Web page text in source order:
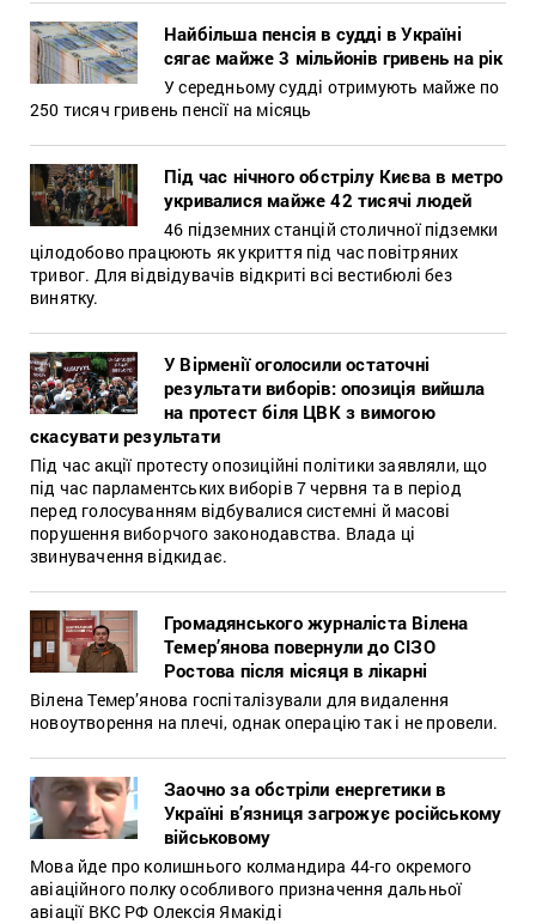
Найбільша пенсія в судді в Україні
сягає майже 3 мільйонів гривень на рік
У середньому судді отримують майже по
250 тисяч гривень пенсії на місяць
Під час нічного обстрілу Києва в метро
укривалися майже 42 тисячі людей
46 підземних станцій столичної підземки
цілодобово працюють як укриття під час повітряних
тривог. Для відвідувачів відкриті всі вестибюлі без
винятку.
У Вірменії оголосили остаточні
результати виборів: опозиція вийшла
на протест біля ЦВК з вимогою
скасувати результати
Під час акції протесту опозиційні політики заявляли, що
під час парламентських виборів 7 червня та в період
перед голосуванням відбувалися системні й масові
порушення виборчого законодавства. Влада ці
звинувачення відкидає.
Громадянського журналіста Вілена
Темер’янова повернули до СІЗО
Ростова після місяця в лікарні
Вілена Темер’янова госпіталізували для видалення
новоутворення на плечі, однак операцію так і не провели.
Заочно за обстріли енергетики в
Україні в’язниця загрожує російському
військовому
Мова йде про колишнього колмандира 44-го окремого
авіаційного полку особливого призначення дальньої
авіації ВКС РФ Олексія Ямакіді